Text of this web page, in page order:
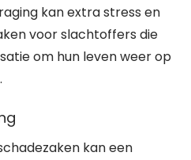
kan extra stress en
voor slachtoffers die
om hun leven weer op
kan een